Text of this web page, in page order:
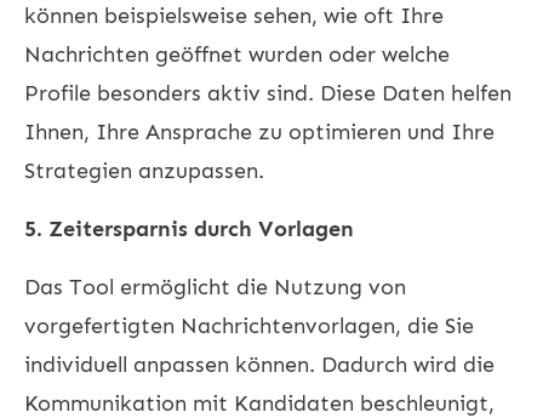
können beispielsweise sehen, wie oft Ihre
Nachrichten geöffnet wurden oder welche
Profile besonders aktiv sind. Diese Daten helfen
Ihnen, Ihre Ansprache zu optimieren und Ihre
Strategien anzupassen.
5. Zeitersparnis durch Vorlagen
Das Tool ermöglicht die Nutzung von
vorgefertigten Nachrichtenvorlagen, die Sie
individuell anpassen können. Dadurch wird die
Kommunikation mit Kandidaten beschleunigt,